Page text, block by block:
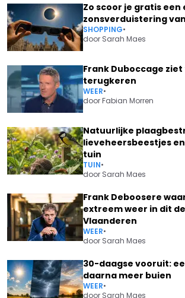
Zo scoor je gratis een
zonsverduistering
SHOPPING•
door Sarah Maes
Frank Duboccage
terugkeren
WEER•
doorFabian Morren
Natuurlijke
lieveheersbeestjes
tuin
TUIN•
door Sarah Maes
Frank Deboosere
extreem weer in dit
Vlaanderen
WEER•
door Sarah Maes
30-daagse vooruit:
daarna meer buien
WEER•
door Sarah Maes